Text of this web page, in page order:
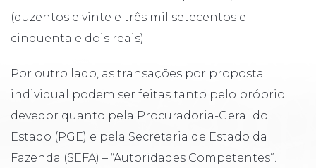
(duzentos e vinte e três mil setecentos e
cinquenta e dois reais).
Por outro lado, as transações por proposta
individual podem ser feitas tanto pelo próprio
devedor quanto pela Procuradoria-Geral do
Estado (PGE) e pela Secretaria de Estado da
Fazenda (SEFA) – “Autoridades Competentes”.